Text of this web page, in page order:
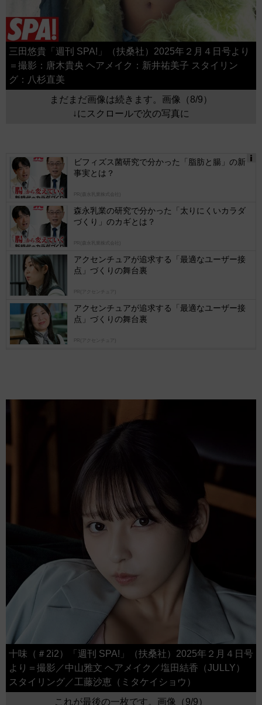
三田悠貴「週刊 SPA!」（扶桑社）2025年２月４日号より
＝撮影：唐木貴央 ヘアメイク：新井祐美子 スタイリン
グ：八杉直美
まだまだ画像は続きます。画像（8/9）
↓にスクロールで次の写真に
ビフィズス菌研究で分かった「脂肪と腸」の新
事実とは？
PR(森永乳業株式会社)
森永乳業の研究で分かった「太りにくいカラダ
づくり」のカギとは？
PR(森永乳業株式会社)
アクセンチュアが追求する「最適なユーザー接
点」づくりの舞台裏
PR(アクセンチュア)
アクセンチュアが追求する「最適なユーザー接
点」づくりの舞台裏
PR(アクセンチュア)
十味（＃2i2）「週刊 SPA!」（扶桑社）2025年２月４日号
より＝撮影／中山雅文 ヘアメイク／塩田結香（JULLY）
スタイリング／工藤沙恵（ミタケイショウ）
これが最後の一枚です。画像（9/9）